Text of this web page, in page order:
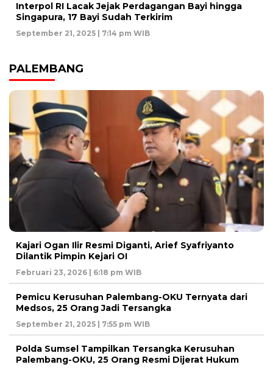
Interpol RI Lacak Jejak Perdagangan Bayi hingga
Singapura, 17 Bayi Sudah Terkirim
September 21, 2025 | 7:14 pm WIB
PALEMBANG
Kajari Ogan Ilir Resmi Diganti, Arief Syafriyanto
Dilantik Pimpin Kejari OI
Februari 23, 2026 | 6:18 pm WIB
Pemicu Kerusuhan Palembang-OKU Ternyata dari
Medsos, 25 Orang Jadi Tersangka
September 21, 2025 | 7:55 pm WIB
Polda Sumsel Tampilkan Tersangka Kerusuhan
Palembang-OKU, 25 Orang Resmi Dijerat Hukum